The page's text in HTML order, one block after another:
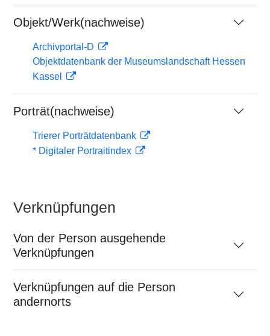
Objekt/Werk(nachweise)
Archivportal-D
Objektdatenbank der Museumslandschaft Hessen
Kassel
Porträt(nachweise)
Trierer Porträtdatenbank
* Digitaler Portraitindex
Verknüpfungen
Von der Person ausgehende
Verknüpfungen
Verknüpfungen auf die Person
andernorts